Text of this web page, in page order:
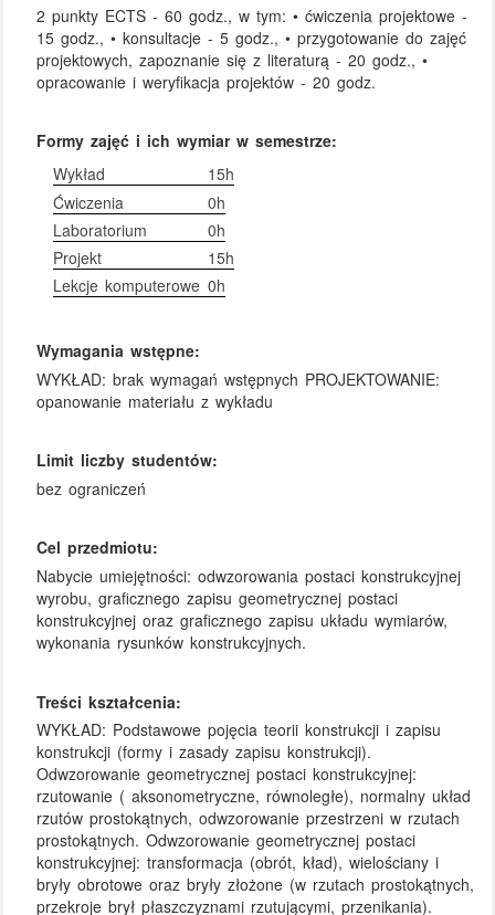
2 punkty ECTS - 60 godz., w tym: • ćwiczenia projektowe -
15 godz., • konsultacje - 5 godz., • przygotowanie do zajęć
projektowych, zapoznanie się z literaturą - 20 godz., •
opracowanie i weryfikacja projektów - 20 godz.
Formy zajęć i ich wymiar w semestrze:
Wykład
15h
Ćwiczenia
0h
Laboratorium
0h
Projekt
15h
Lekcje komputerowe 0h
Wymagania wstępne:
WYKŁAD: brak wymagań wstępnych PROJEKTOWANIE:
opanowanie materiału z wykładu
Limit liczby studentów:
bez ograniczeń
Cel przedmiotu:
Nabycie umiejętności: odwzorowania postaci konstrukcyjnej
wyrobu, graficznego zapisu geometrycznej postaci
konstrukcyjnej oraz graficznego zapisu układu wymiarów,
wykonania rysunków konstrukcyjnych.
Treści kształcenia:
WYKŁAD: Podstawowe pojęcia teorii konstrukcji i zapisu
konstrukcji (formy i zasady zapisu konstrukcji).
Odwzorowanie geometrycznej postaci konstrukcyjnej:
rzutowanie ( aksonometryczne, równoległe), normalny układ
rzutów prostokątnych, odwzorowanie przestrzeni w rzutach
prostokątnych. Odwzorowanie geometrycznej postaci
konstrukcyjnej: transformacja (obrót, kład), wielościany i
bryły obrotowe oraz bryły złożone (w rzutach prostokątnych,
przekroje brył płaszczyznami rzutującymi, przenikania).